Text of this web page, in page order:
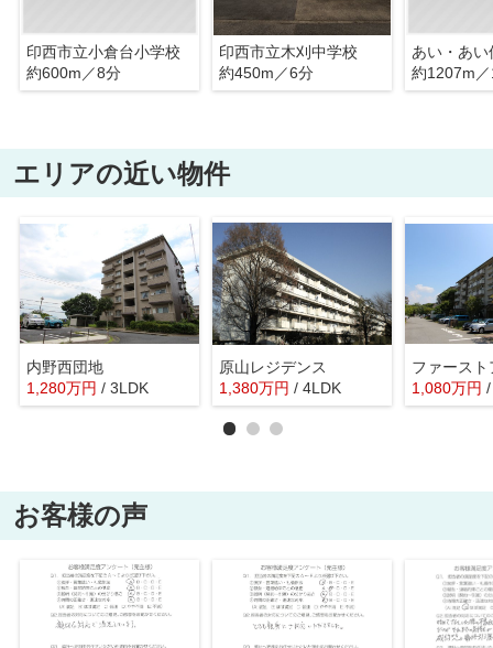
印西市立小倉台小学校
約600m／8分
印西市立木刈中学校
約450m／6分
あい・あい
約1207m
エリアの近い物件
内野西団地
1,280万円 / 3LDK
原山レジデンス
1,380万円 / 4LDK 1,080万円
お客様の声